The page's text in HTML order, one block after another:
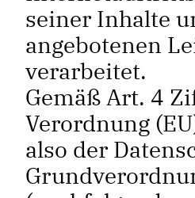
seiner Inhalte
angebotenen
verarbeitet.
Gemäß Art. 4
Verordnung
also der